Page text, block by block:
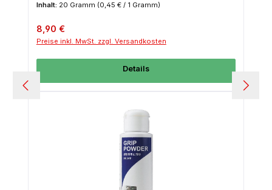
Inhalt: 20 Gramm (0,45 € / 1 Gramm)
Regulärer Preis:
8,90 €
Preise inkl. MwSt. zzgl. Versandkosten
Details